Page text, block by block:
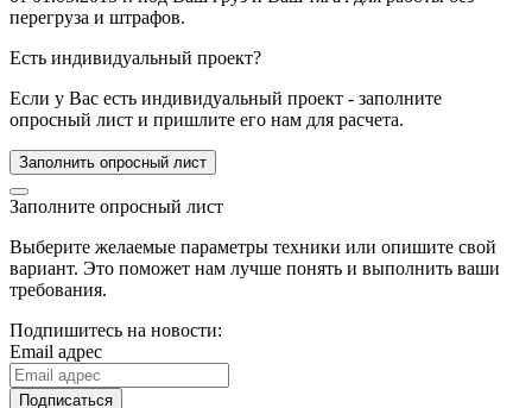
перегруза и штрафов.
Есть индивидуальный проект?
Если у Вас есть индивидуальный проект - заполните
опросный лист и пришлите его нам для расчета.
Заполнить опросный лист
Заполните опросный лист
Выберите желаемые параметры техники или опишите свой
вариант. Это поможет нам лучше понять и выполнить ваши
требования.
Подпишитесь на новости:
Email адрес
Подписаться